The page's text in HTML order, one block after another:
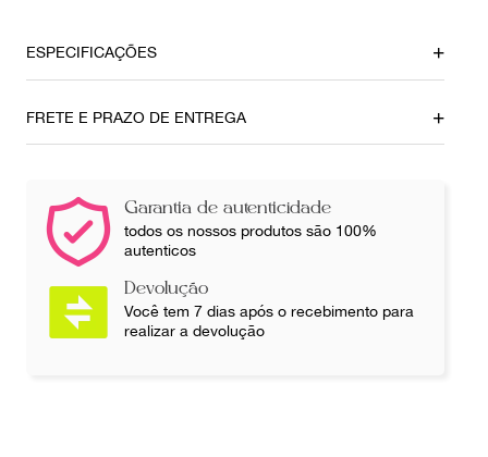
ESPECIFICAÇÕES
Brasília
Colorido Zíper
Fornecedor
800250
Tamanho
FRETE E PRAZO DE ENTREGA
Garantia de autenticidade
todos os nossos produtos são 100%
autenticos
Devolução
Você tem 7 dias após o recebimento para
realizar a devolução